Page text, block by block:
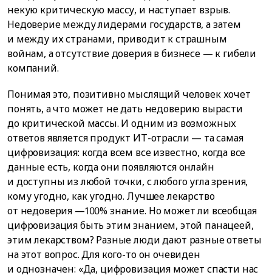
некую критическую массу, и наступает взрыв.
Недоверие между лидерами государств, а затем
и между их странами, приводит к страшным
войнам, а отсутствие доверия в бизнесе — к гибели
компаний.
Понимая это, позитивно мыслящий человек хочет
понять, а что может не дать недоверию вырасти
до критической массы. И одним из возможных
ответов является продукт ИТ-отрасли — та самая
цифровизация: когда всем все известно, когда все
данные есть, когда они появляются онлайн
и доступны из любой точки, с любого угла зрения,
кому угодно, как угодно. Лучшее лекарство
от недоверия —100% знание. Но может ли всеобщая
цифровизация быть этим знанием, этой панацеей,
этим лекарством? Разные люди дают разные ответы
на этот вопрос. Для кого-то он очевиден
и однозначен: «Да, цифровизация может спасти нас